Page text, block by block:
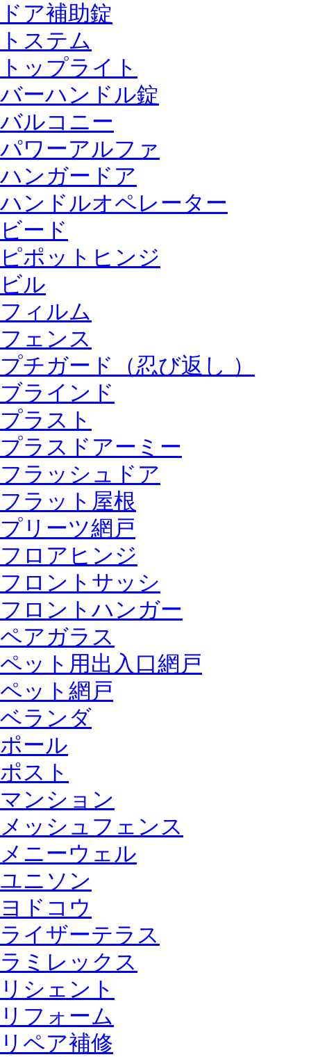
ドア補助錠
トステム
トップライト
バーハンドル錠
バルコニー
パワーアルファ
ハンガードア
ハンドルオペレーター
ビード
ピポットヒンジ
ビル
フィルム
フェンス
プチガード（忍び返し ）
ブラインド
プラスト
プラスドアーミー
フラッシュドア
フラット屋根
プリーツ網戸
フロアヒンジ
フロントサッシ
フロントハンガー
ペアガラス
ペット用出入口網戸
ペット網戸
ベランダ
ポール
ポスト
マンション
メッシュフェンス
メニーウェル
ユニソン
ヨドコウ
ライザーテラス
ラミレックス
リシェント
リフォーム
リペア補修